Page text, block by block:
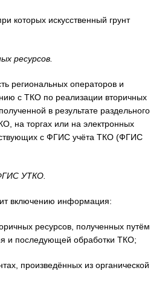
которых искусственный грунт
ресурсов.
региональных операторов и
с ТКО по реализации вторичных
в результате раздельного
на торгах или на электронных
с ФГИС учёта ТКО (ФГИС
УТКО.
включению информация:
ресурсов, полученных путём
и последующей обработки ТКО;
произведённых из органической